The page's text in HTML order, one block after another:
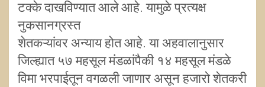
टक्के दाखविण्यात आले आहे. यामुळे प्रत्यक्ष
नुकसानग्रस्त
शेतकऱ्यांवर अन्याय होत आहे. या अहवालानुसार
जिल्ह्यात ५७ महसूल मंडळांपैकी १४ महसूल मंडळे
विमा भरपाईतून वगळली जाणार असून हजारो शेतकरी